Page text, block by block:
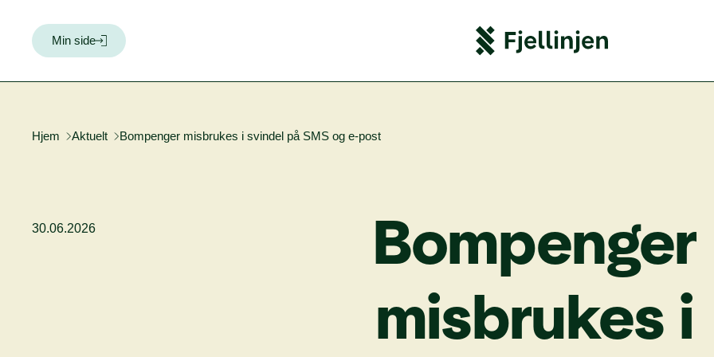
Min side
Hjem Aktuelt Bompenger misbrukes i svindel på SMS og e-post
30.06.2026
Bom­pen­ger
mis­bru­kes i